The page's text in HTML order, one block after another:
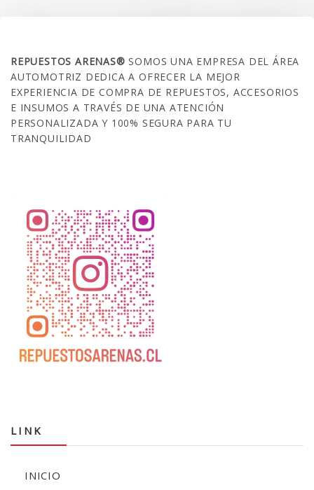
REPUESTOS ARENAS®SOMOS UNA EMPRESA DEL ÁREA
AUTOMOTRIZ DEDICA A OFRECER LA MEJOR
EXPERIENCIA DE COMPRA DE REPUESTOS, ACCESORIOS
E INSUMOS A TRAVÉS DE UNA ATENCIÓN
PERSONALIZADA Y 100% SEGURA PARA TU
TRANQUILIDAD
LINK
INICIO